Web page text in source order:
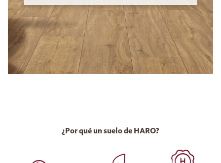
¿Por qué un suelo de HARO?